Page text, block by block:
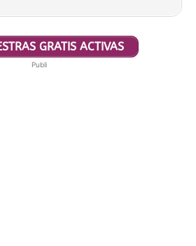
GRATIS ACTIVAS
Publi